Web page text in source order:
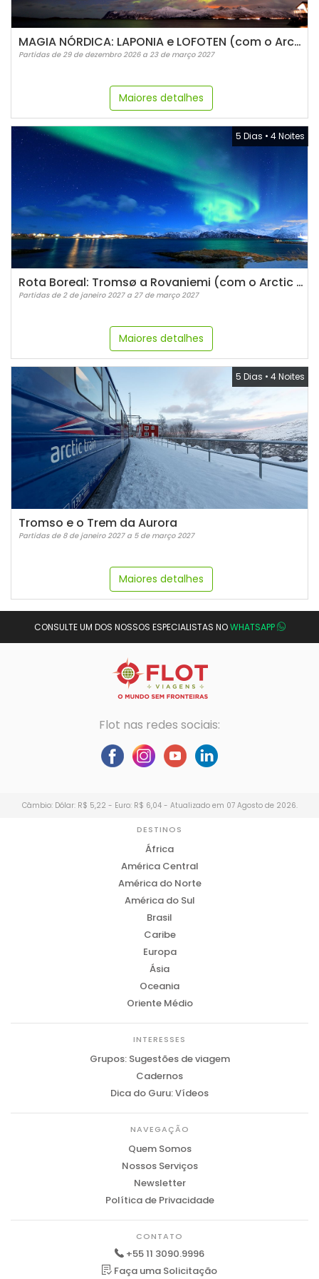
MAGIA NÓRDICA: LAPONIA e LOFOTEN (com o Arctic Train)
Partidas de 29 de dezembro 2026 a 23 de março 2027
Maiores detalhes
5 Dias • 4 Noites
Rota Boreal: Tromsø a Rovaniemi (com o Arctic Train)
Partidas de 2 de janeiro 2027 a 27 de março 2027
Maiores detalhes
5 Dias • 4 Noites
Tromso e o Trem da Aurora
Partidas de 8 de janeiro 2027 a 5 de março 2027
Maiores detalhes
CONSULTE UM DOS NOSSOS ESPECIALISTAS NOWHATSAPP
Flot nas redes sociais:
Câmbio: Dólar: R$ 5,22 - Euro: R$ 6,04 - Atualizado em 07 Agosto de 2026.
DESTINOS
África
América Central
América do Norte
América do Sul
Brasil
Caribe
Europa
Ásia
Oceania
Oriente Médio
INTERESSES
Grupos: Sugestões de viagem
Cadernos
Dica do Guru: Vídeos
NAVEGAÇÃO
Quem Somos
Nossos Serviços
Newsletter
Política de Privacidade
CONTATO
+55 11 3090.9996
Faça uma Solicitação